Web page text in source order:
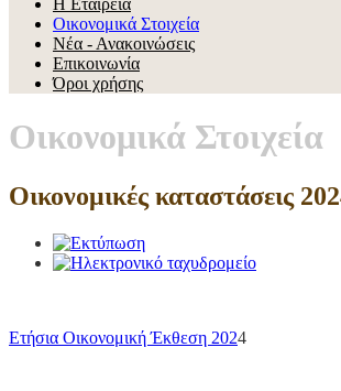
Οικονομικά Στοιχεία
Νέα - Ανακοινώσεις
Επικοινωνία
Όροι χρήσης
Οικονομικά Στοιχεία
Οικονομικές καταστάσεις
Ετήσια Οικονομική Έκθεση 2024